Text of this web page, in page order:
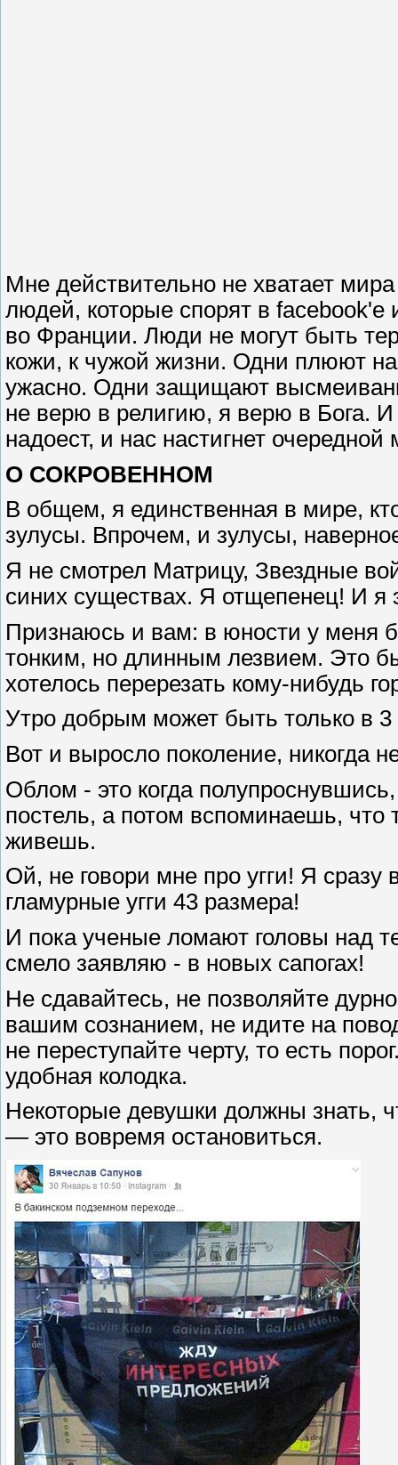
Мне действительно не хватает
людей, которые спорят в facebоok'е
во Франции. Люди не могут быть
кожи, к чужой жизни. Одни плюют
ужасно. Одни защищают
не верю в религию, я верю в Бога. И
надоест, и нас настигнет
О СОКРОВЕННОМ
В общем, я единственная в мире,
зулусы. Впрочем, и зулусы,
Я не смотрел Матрицу, Звездные
синих существах. Я отщепенец! И я
Признаюсь и вам: в юности у меня
тонким, но длинным лезвием. Это
хотелось перерезать кому-нибудь
Утро добрым может быть только в
Вот и выросло поколение, никогда
Облом - это когда
постель, а потом вспоминаешь,
живешь.
Ой, не говори мне про угги! Я
гламурные угги 43 размера!
И пока ученые ломают головы над
смело заявляю - в новых сапогах!
Не сдавайтесь, не позволяйте
вашим сознанием, не идите на
не переступайте черту, то есть
удобная колодка.
Некоторые девушки должны
— это вовремя остановиться.